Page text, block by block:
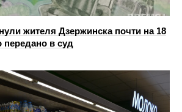
жителя Дзержинска почти на 18
в суд